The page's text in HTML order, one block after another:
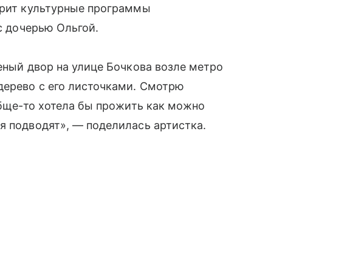
культурные программы
дочерью Ольгой.
двор на улице Бочкова возле метро
с его листочками. Смотрю
то хотела бы прожить как можно
подводят», — поделилась артистка.